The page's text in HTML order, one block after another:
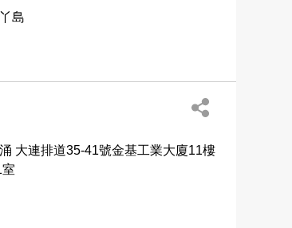
島
大連排道35-41號金基工業大廈11樓
室